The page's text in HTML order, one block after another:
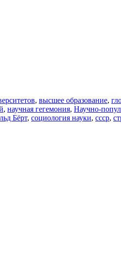
, высшее образование,
, научная гегемония, Научно-
Бёрт, социология науки, ссср,